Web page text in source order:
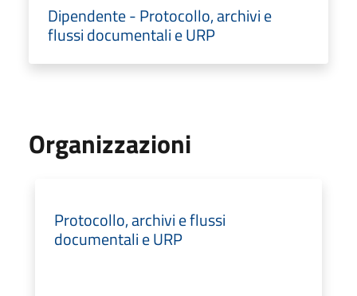
Dipendente - Protocollo, archivi e
flussi documentali e URP
Organizzazioni
Protocollo, archivi e flussi
documentali e URP